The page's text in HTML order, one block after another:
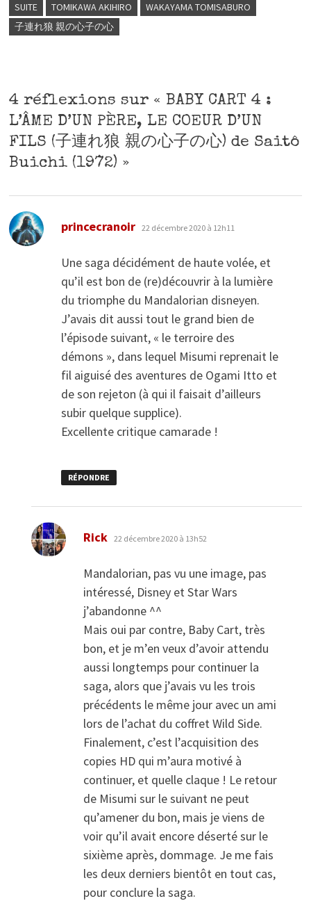
SUITE
TOMIKAWA AKIHIRO
WAKAYAMA TOMISABURO
子連れ狼 親の心子の心
4 réflexions sur « BABY CART 4 :
L’ÂME D’UN PÈRE, LE COEUR D’UN
FILS (子連れ狼 親の心子の心) de Saitô
Buichi (1972) »
princecranoir dit :
22 décembre 2020 à 12h11
Une saga décidément de haute volée, et
qu’il est bon de (re)découvrir à la lumière
du triomphe du Mandalorian disneyen.
J’avais dit aussi tout le grand bien de
l’épisode suivant, « le terroire des
démons », dans lequel Misumi reprenait le
fil aiguisé des aventures de Ogami Itto et
de son rejeton (à qui il faisait d’ailleurs
subir quelque supplice).
Excellente critique camarade !
RÉPONDRE
Rick dit :
22 décembre 2020 à 13h52
Mandalorian, pas vu une image, pas
intéressé, Disney et Star Wars
j’abandonne ^^
Mais oui par contre, Baby Cart, très
bon, et je m’en veux d’avoir attendu
aussi longtemps pour continuer la
saga, alors que j’avais vu les trois
précédents le même jour avec un ami
lors de l’achat du coffret Wild Side.
Finalement, c’est l’acquisition des
copies HD qui m’aura motivé à
continuer, et quelle claque ! Le retour
de Misumi sur le suivant ne peut
qu’amener du bon, mais je viens de
voir qu’il avait encore déserté sur le
sixième après, dommage. Je me fais
les deux derniers bientôt en tout cas,
pour conclure la saga.